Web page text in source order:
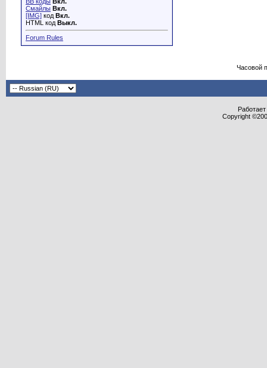
Смайлы Вкл.
[IMG] код Вкл.
HTML код Выкл.
Forum Rules
Часовой
Copyright